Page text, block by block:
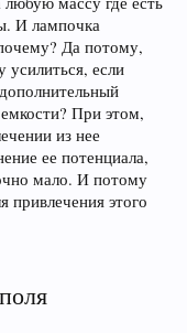
И лампочка
Да потому,
усилиться, если
При этом,
из нее
ее потенциала,
мало. И потому
привлечения этого